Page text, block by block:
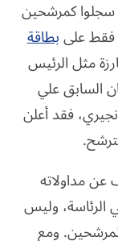
و552 رجلاً)، ممن سجلوا كمرشحين
فقط علىبطاقة
مثل الرئيس
السابق علي
فقد أعلن
مداولاته
الرئاسة، وليس
ومع